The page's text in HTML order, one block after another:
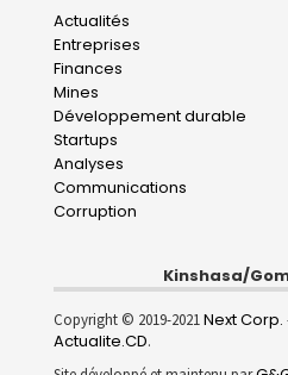
Main
navigation
Actualités
Entreprises
Finances
Mines
Développement durable
Startups
Analyses
Communications
Corruption
Kinshasa/
Copyright © 2019-2021Next Corp.
Actualite.CD.